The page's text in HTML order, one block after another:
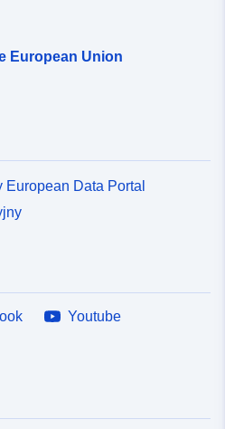
European Union
European Data Portal
Youtube